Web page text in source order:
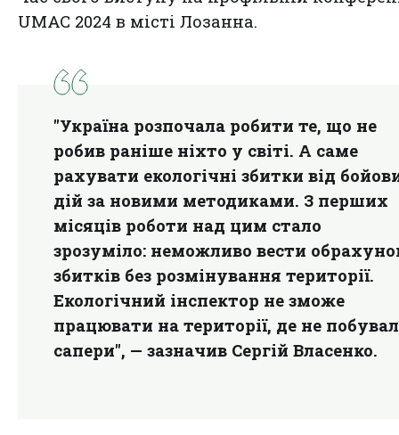
UMAC 2024 в місті Лозанна.
"Україна розпочала робити те, що не
робив раніше ніхто у світі. А саме
рахувати екологічні збитки від
дій за новими методиками. З перших
місяців роботи над цим стало
зрозуміло: неможливо вести
збитків без розмінування території.
Екологічний інспектор не зможе
працювати на території, де не
сапери", — зазначив Сергій Власенко.